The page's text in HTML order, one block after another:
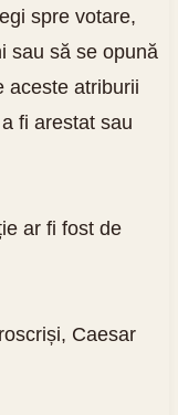
spre votare,
sau să se opună
aceste atriburii
fi arestat sau
ar fi fost de
Caesar